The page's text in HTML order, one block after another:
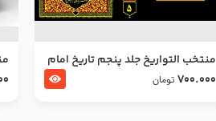
منتخب التواریخ جلد پنجم تاریخ امام
جعفر صادق و امام موسی بن جعفر
700.000 تومان